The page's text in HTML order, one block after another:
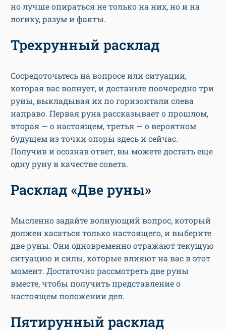
но лучше опираться не только на них, но и на
логику, разум и факты.
Трехрунный расклад
Сосредоточьтесь на вопросе или ситуации,
которая вас волнует, и достаньте поочередно три
руны, выкладывая их по горизонтали слева
направо. Первая руна рассказывает о прошлом,
вторая — о настоящем, третья — о вероятном
будущем из точки опоры здесь и сейчас.
Получив и осознав ответ, вы можете достать еще
одну руну в качестве совета.
Расклад «Две руны»
Мысленно задайте волнующий вопрос, который
должен касаться только настоящего, и выберите
две руны. Они одновременно отражают текущую
ситуацию и силы, которые влияют на вас в этот
момент. Достаточно рассмотреть две руны
вместе, чтобы получить представление о
настоящем положении дел.
Пятирунный расклад